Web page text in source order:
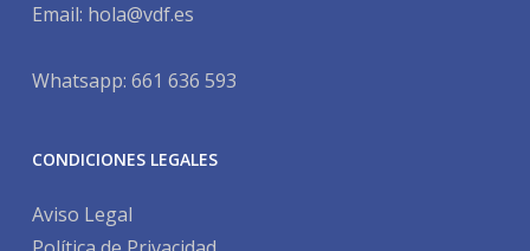
Email: hola@vdf.es
Whatsapp: 661 636 593
CONDICIONES LEGALES
Aviso Legal